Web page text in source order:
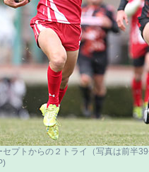
セプトからの２トライ（写真は前半